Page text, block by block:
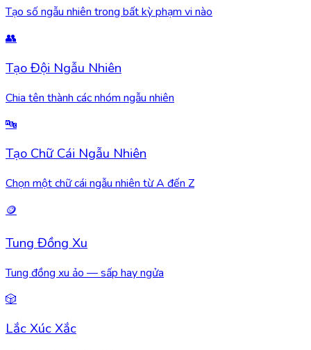
Tạo số ngẫu nhiên trong bất kỳ phạm vi nào
👥
Tạo Đội Ngẫu Nhiên
Chia tên thành các nhóm ngẫu nhiên
🔤
Tạo Chữ Cái Ngẫu Nhiên
Chọn một chữ cái ngẫu nhiên từ A đến Z
🪙
Tung Đồng Xu
Tung đồng xu ảo — sấp hay ngửa
🎲
Lắc Xúc Xắc